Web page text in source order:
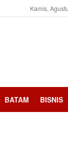
Kamis,
BATAM BISNIS